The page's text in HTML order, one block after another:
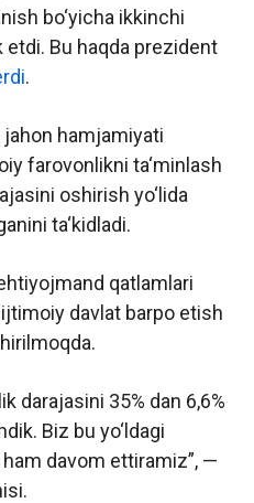
bo‘yicha ikkinchi
Bu haqda prezident
.
hamjamiyati
farovonlikni ta‘minlash
oshirish yo‘lida
ta‘kidladi.
qatlamlari
davlat barpo etish
darajasini 35% dan 6,6%
Biz bu yo‘ldagi
davom ettiramiz”, —